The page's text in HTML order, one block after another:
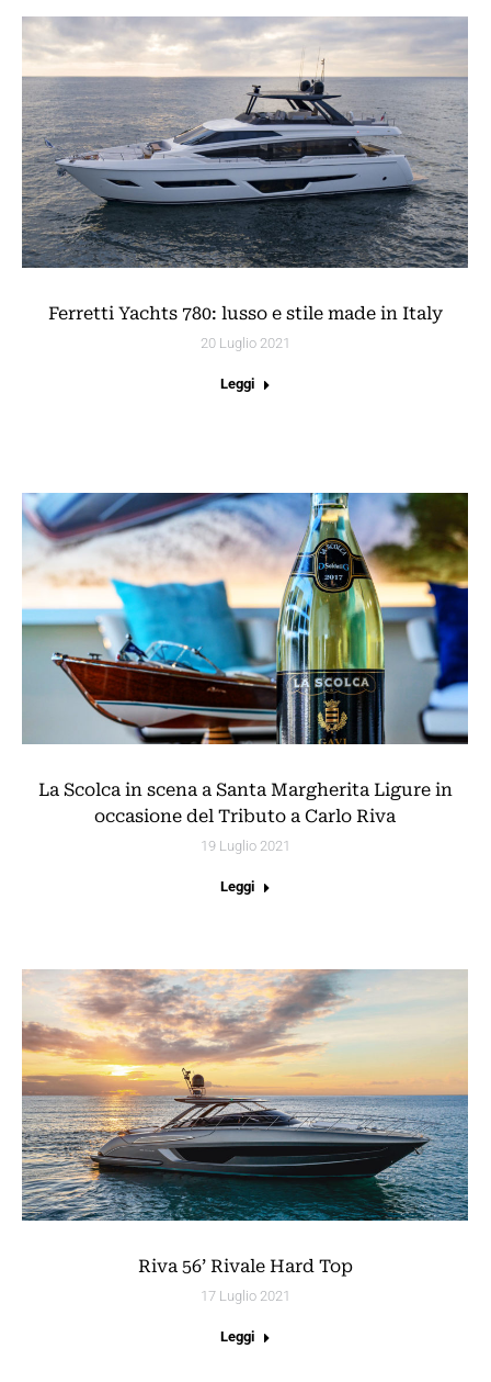
Ferretti Yachts 780: lusso e stile made in Italy
20 Luglio 2021
Leggi
La Scolca in scena a Santa Margherita Ligure in
occasione del Tributo a Carlo Riva
19 Luglio 2021
Leggi
Riva 56’ Rivale Hard Top
17 Luglio 2021
Leggi